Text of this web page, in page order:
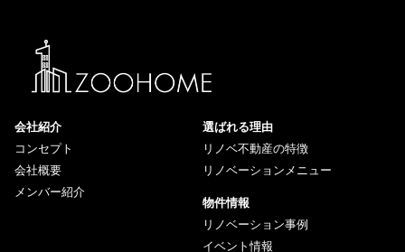
会社紹介
コンセプト
会社概要
メンバー紹介
選ばれる理由
リノベ不動産の特徴
リノベーションメニュー
物件情報
リノベーション事例
イベント情報